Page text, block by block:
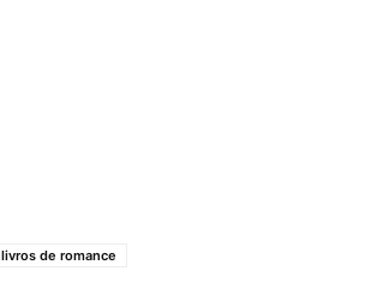
livros de romance